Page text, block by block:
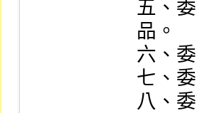
五、
品。
六、
七、
八、